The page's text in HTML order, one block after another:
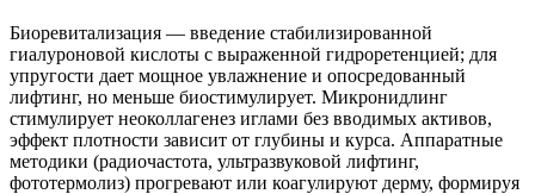
Биоревитализация — введение стабилизированной
гиалуроновой кислоты с выраженной гидроретенцией; для
упругости дает мощное увлажнение и опосредованный
лифтинг, но меньше биостимулирует. Микронидлинг
стимулирует неоколлагенез иглами без вводимых активов,
эффект плотности зависит от глубины и курса. Аппаратные
методики (радиочастота, ультразвуковой лифтинг,
фототермолиз) прогревают или коагулируют дерму, формируя